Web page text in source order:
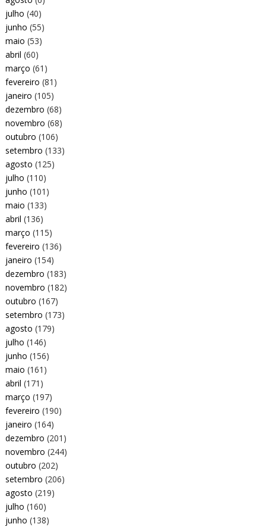
julho (40)
junho (55)
maio (53)
abril (60)
março (61)
fevereiro (81)
janeiro (105)
dezembro (68)
novembro (68)
outubro (106)
setembro (133)
agosto (125)
julho (110)
junho (101)
maio (133)
abril (136)
março (115)
fevereiro (136)
janeiro (154)
dezembro (183)
novembro (182)
outubro (167)
setembro (173)
agosto (179)
julho (146)
junho (156)
maio (161)
abril (171)
março (197)
fevereiro (190)
janeiro (164)
dezembro (201)
novembro (244)
outubro (202)
setembro (206)
agosto (219)
julho (160)
junho (138)